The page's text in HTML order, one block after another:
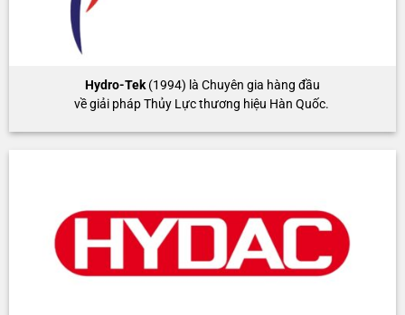
Hydro-Tek (1994) là Chuyên gia hàng đầu
về giải pháp Thủy Lực thương hiệu Hàn Quốc.